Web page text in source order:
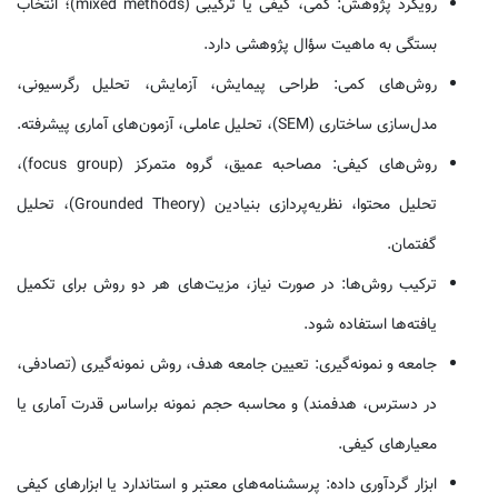
رویکرد پژوهش: کمی، کیفی یا ترکیبی (mixed methods)؛ انتخاب
بستگی به ماهیت سؤال پژوهشی دارد.
روش‌های کمی: طراحی پیمایش، آزمایش، تحلیل رگرسیونی،
مدل‌سازی ساختاری (SEM)، تحلیل عاملی، آزمون‌های آماری پیشرفته.
روش‌های کیفی: مصاحبه عمیق، گروه متمرکز (focus group)،
تحلیل محتوا، نظریه‌پردازی بنیادین (Grounded Theory)، تحلیل
گفتمان.
ترکیب روش‌ها: در صورت نیاز، مزیت‌های هر دو روش برای تکمیل
یافته‌ها استفاده شود.
جامعه و نمونه‌گیری: تعیین جامعه هدف، روش نمونه‌گیری (تصادفی،
در دسترس، هدفمند) و محاسبه حجم نمونه براساس قدرت آماری یا
معیارهای کیفی.
ابزار گردآوری داده: پرسشنامه‌های معتبر و استاندارد یا ابزارهای کیفی